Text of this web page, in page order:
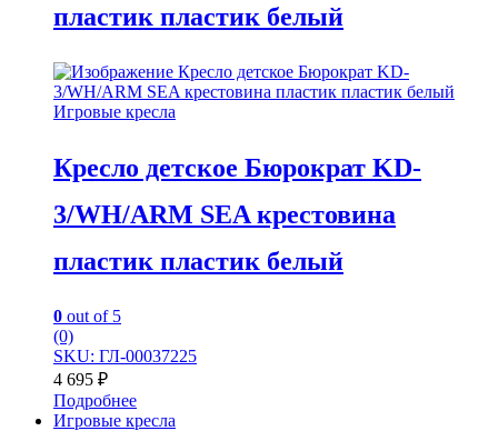
пластик пластик белый
Игровые кресла
Кресло детское Бюрократ KD-
3/WH/ARM SEA крестовина
пластик пластик белый
0 out of 5
(0)
SKU: ГЛ-00037225
4 695 ₽
Подробнее
Игровые кресла